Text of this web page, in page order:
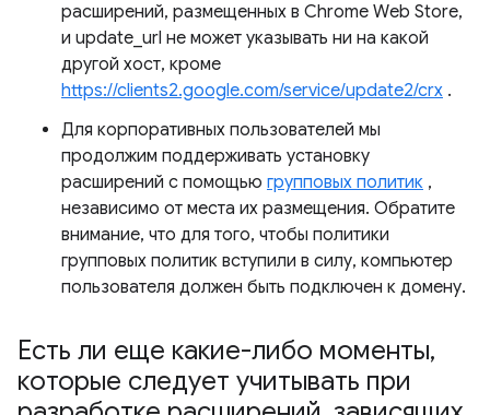
расширений, размещенных в Chrome Web Store,
и update_url не может указывать ни на какой
другой хост, кроме
https://clients2.google.com/service/update2/crx .
Для корпоративных пользователей мы
продолжим поддерживать установку
расширений с помощью групповых политик ,
независимо от места их размещения. Обратите
внимание, что для того, чтобы политики
групповых политик вступили в силу, компьютер
пользователя должен быть подключен к домену.
Есть ли еще какие-либо моменты,
которые следует учитывать при